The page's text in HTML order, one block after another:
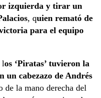
izquierda y tirar un
, quien remató de
para el equipo
los ‘Piratas’ tuvieron la
un cabezazo de Andrés
de la mano derecha del